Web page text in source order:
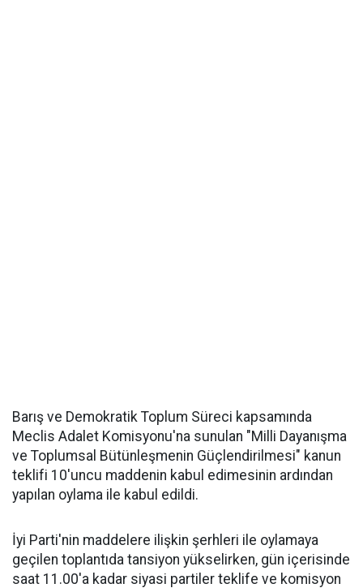
Barış ve Demokratik Toplum Süreci kapsamında
Meclis Adalet Komisyonu'na sunulan "Milli Dayanışma
ve Toplumsal Bütünleşmenin Güçlendirilmesi" kanun
teklifi 10'uncu maddenin kabul edimesinin ardından
yapılan oylama ile kabul edildi.
İyi Parti'nin maddelere ilişkin şerhleri ile oylamaya
geçilen toplantıda tansiyon yükselirken, gün içerisinde
saat 11.00'a kadar siyasi partiler teklife ve komisyon